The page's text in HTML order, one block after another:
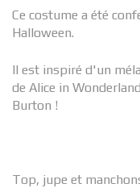
Ce costume a été
Halloween.
Il est inspiré d'un
de Alice in
Burton !
Top, jupe et